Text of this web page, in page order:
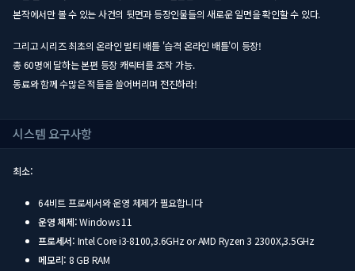
본작에서만 볼 수 있는 사건의 뒷면과 등장인물들의 새로운 일면을 확인할 수 있다.
그리고 시리즈 최초의 온라인 멀티 배틀 '습격 온라인 배틀'이 등장!
총 60명에 달하는 본편 등장 캐릭터를 조작 가능.
동료와 함께 수많은 적들을 쓸어버리며 전진하라!
시스템 요구사항
최소:
64비트 프로세서와 운영 체제가 필요합니다
운영 체제:Windows 11
프로세서: Intel Core i3-8100,3.6GHz or AMD Ryzen 3 2300X,3.5GHz
메모리: 8 GB RAM